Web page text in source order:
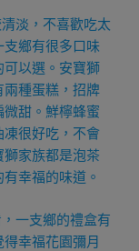
淡，不喜歡吃太
鄉有很多口味
以選。安寶獅
種蛋糕，招牌
甜。鮮檸蜂蜜
很好吃，不會
家族都是泡茶
幸福的味道。
一支鄉的禮盒有
幸福花園彌月